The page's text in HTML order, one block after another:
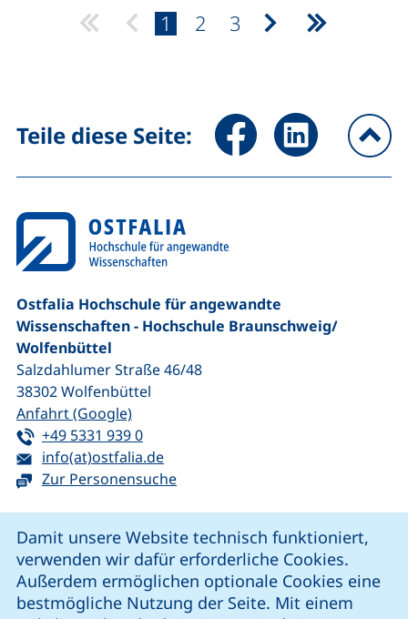
Damit unsere Website technisch funktioniert,
verwenden wir dafür erforderliche Cookies.
Außerdem ermöglichen optionale Cookies eine
bestmögliche Nutzung der Seite. Mit einem
Seite:
1 Seite:
2 Seite:
3
Teile diese Seite: Seite über Facebook teilen
Seite über
Ostfalia Hochschule für angewandte
Wissenschaften - Hochschule Braunschweig/​
Wolfenbüttel
Salzdahlumer Straße 46/48
38302Wolfenbüttel
Anfahrt (Google)(externer Link, öffnet neues Fenster)
Tel:
+49 5331 939 0(startet einen Telefonanruf, wenn Ihr
E-Mail:
info(at)ostfalia.de(öffnet Ihr E-Mail-Programm)
Zur Personensuche
unsere Facebook-Seite (externer Link, öffnet neues
unsere LinkedIn-Seite (externer Link, öffnet
unsere Instagram-Seite (externer Link,
unsere YouTube-Seite (externer